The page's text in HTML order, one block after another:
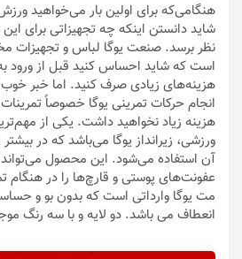
هنگامی‌که برای اولین بار می‌خواهید
شاید دانستن اینکه چه تجهیزاتی برای
نظر برسد. صنعت یوگا لباس و تجهیزات
است که شاید احساس کنید قبل از ورود
هزینه‌های زیادی صرف کنید. اما خبر
انجام حرکات تمرینی یوگا خصوصاً تمرینات
هزینه زیاد نخواهید داشت. یکی از
ورزشی، زیرانداز یوگا می‌باشد که در
آن استفاده می‌شود. این محصول می‌تواند
عفونت‌های پوستی و قارچ‌ها را در هنگام
مت یوگا وارداتی است که بدون بو و
انعطاف می باشد. دو لایه و با سه رنگ